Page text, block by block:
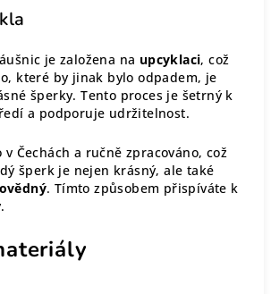
je založena na upcyklaci, což
které by jinak bylo odpadem, je
šperky. Tento proces je šetrný k
a podporuje udržitelnost.
Čechách a ručně zpracováno, což
šperk je nejen krásný, ale také
. Tímto způsobem přispíváte k